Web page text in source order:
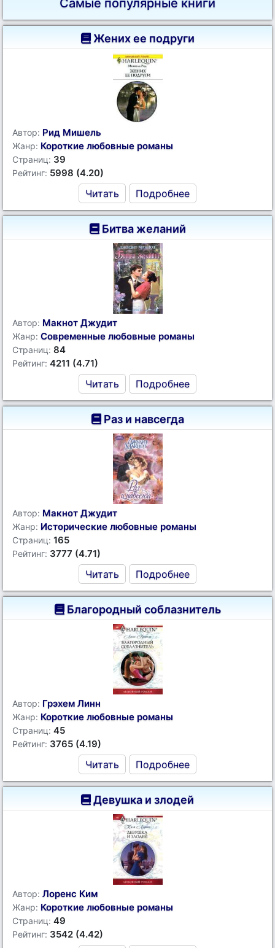
Самые популярные книги
Жених ее подруги
Автор: Рид Мишель
Жанр: Короткие любовные романы
Страниц: 39
Рейтинг: 5998 (4.20)
Читать Подробнее
Битва желаний
Автор: Макнот Джудит
Жанр: Современные любовные романы
Страниц: 84
Рейтинг: 4211 (4.71)
Читать Подробнее
Раз и навсегда
Автор: Макнот Джудит
Жанр: Исторические любовные романы
Страниц: 165
Рейтинг: 3777 (4.71)
Читать Подробнее
Благородный соблазнитель
Автор: Грэхем Линн
Жанр: Короткие любовные романы
Страниц: 45
Рейтинг: 3765 (4.19)
Читать Подробнее
Девушка и злодей
Автор: Лоренс Ким
Жанр: Короткие любовные романы
Страниц: 49
Рейтинг: 3542 (4.42)